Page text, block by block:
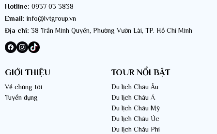
Hotline: 0937 03 3838
Email: info@lvtgroup.vn
Địa chỉ: 38 Trần Minh Quyền, Phường Vườn Lài, TP. Hồ Chí Minh
GIỚI THIỆU
Về chúng tôi
Tuyển dụng
TOUR NỔI BẬT
Du lịch Châu Âu
Du lịch Châu Á
Du lịch Châu Mỹ
Du lịch Châu Úc
Du lịch Châu Phi